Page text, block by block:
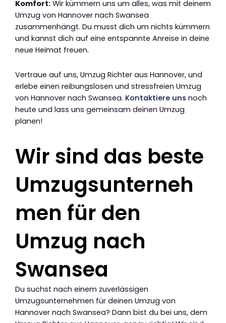
Komfort: Wir kümmern uns um alles, was mit deinem
Umzug von Hannover nach Swansea
zusammenhängt. Du musst dich um nichts kümmern
und kannst dich auf eine entspannte Anreise in deine
neue Heimat freuen.
Vertraue auf uns, Umzug Richter aus Hannover, und
erlebe einen reibungslosen und stressfreien Umzug
von Hannover nach Swansea. Kontaktiere uns noch
heute und lass uns gemeinsam deinen Umzug
planen!
Wir sind das beste
Umzugsunterneh
men für den
Umzug nach
Swansea
Du suchst nach einem zuverlässigen
Umzugsunternehmen für deinen Umzug von
Hannover nach Swansea? Dann bist du bei uns, dem